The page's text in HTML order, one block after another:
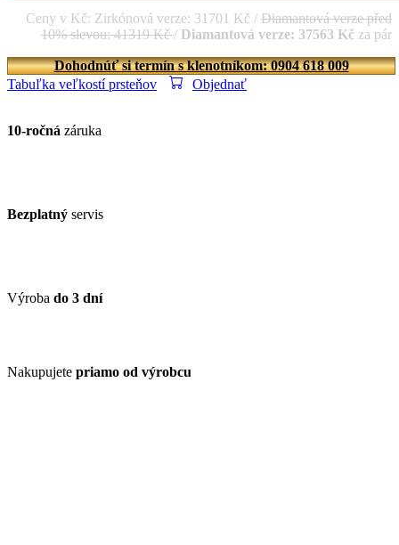
Ceny v Kč: Zirkónová verze: 31701 Kč / Diamantová verze před
10% slevou: 41319 Kč/ Diamantová verze: 37563 Kč za pár
Dohodnúť si termín s klenotníkom: 0904 618 009
Tabuľka veľkostí prsteňov
Objednať
10-ročná záruka
Bezplatný servis
Výroba do 3 dní
Nakupujete priamo od výrobcu